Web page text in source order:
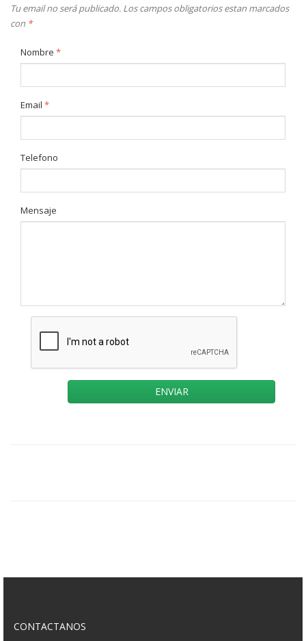
Tu email no será publicado. Los campos obligatorios estan marcados
con *
Nombre *
Email *
Telefono
Mensaje
ENVIAR
CONTACTANOS